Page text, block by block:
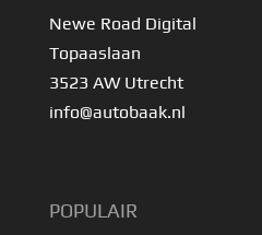
Newe Road Digital
Topaaslaan
3523 AW Utrecht
info@autobaak.nl
POPULAIR